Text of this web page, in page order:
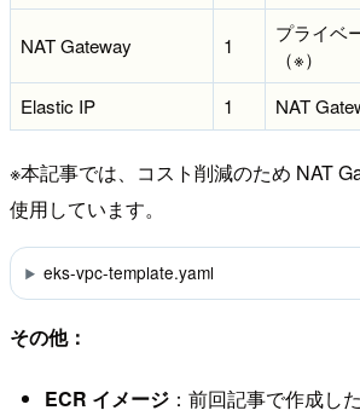
NAT Gateway 1
プライベ
（※）
Elastic IP
1 NAT
※本記事では、コスト削減のため NAT
使用しています。
eks-vpc-template.yaml
その他：
ECR イメージ：前回記事で作成し